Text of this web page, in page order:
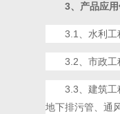
3、 产品应
3.1、水利工程
3.2、市政工程
3.3、建筑工程
地下排污管、通